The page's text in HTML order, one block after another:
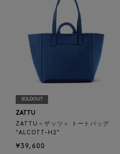
SOLDOUT
ZATTU
ZATTU＜ザッツ＞ トートバッグ
"ALCOTT-H2"
¥39,600